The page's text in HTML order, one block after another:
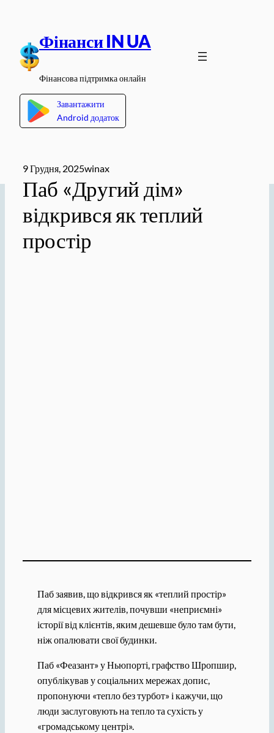
вмісту
Фінанси IN UA
Фінансова підтримка онлайн
Завантажити
Android додаток
9 Грудня, 2025winax
Паб «Другий дім»
відкрився як теплий
простір
Паб заявив, що відкрився як «теплий простір»
для місцевих жителів, почувши «неприємні»
історії від клієнтів, яким дешевше було там бути,
ніж опалювати свої будинки.
Паб «Феазант» у Ньюпорті, графство Шропшир,
опублікував у соціальних мережах допис,
пропонуючи «тепло без турбот» і кажучи, що
люди заслуговують на тепло та сухість у
«громадському центрі».